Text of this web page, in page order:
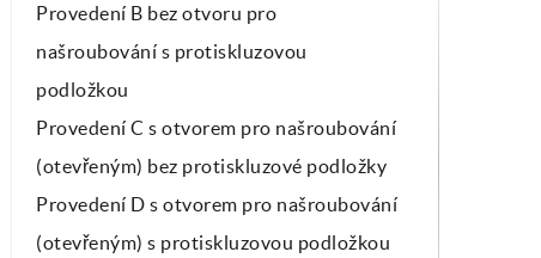
Provedení B bez otvoru pro
našroubování s protiskluzovou
podložkou
Provedení C s otvorem pro našroubování
(otevřeným) bez protiskluzové podložky
Provedení D s otvorem pro našroubování
(otevřeným) s protiskluzovou podložkou